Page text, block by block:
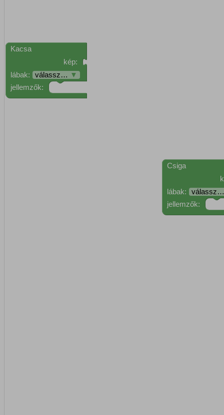
Kacsa
kép:
lábak:
válassz… ▼
jellemzők:
Csiga
lábak:
válassz…
jellemzők: